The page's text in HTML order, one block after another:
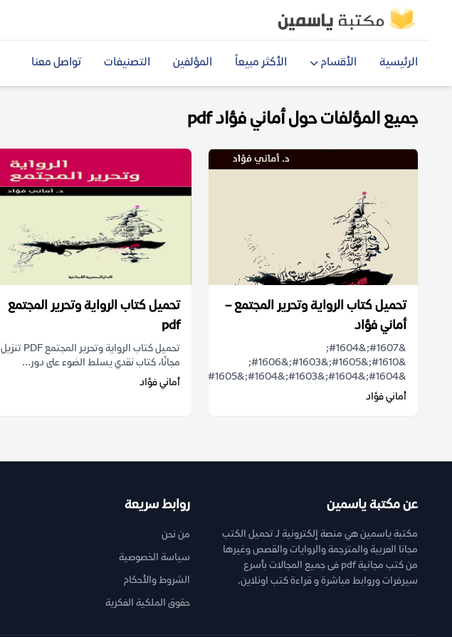
الرئيسية الأقسام الأكثر مبيعاً المؤلفين التصنيفات تواصل معنا
جميع المؤلفات حول أماني فؤاد pdf
تحميل كتاب الرواية وتحرير المجتمع –
أماني فؤاد
&#1607;&#1604;
&#1610;&#1605;&#1603;&#1606;
&#1604;&#1604;&#1603;&#1604;&#1605;&...
أماني فؤاد
تحميل كتاب الرواية وتحرير المجتمع
pdf
تحميل كتاب الرواية وتحرير المجتمع PDF تنزيل
مجانًا، كتاب نقدي يسلط الضوء على دور...
أماني فؤاد
عن مكتبة ياسمين
مكتبة ياسمين هي منصة إلكترونية لـ تحميل الكتب
مجانا العربية والمترجمة والروايات والقصص وغيرها
من كتب مجانية pdf فى جميع المجالات بأسرع
سيرفرات وروابط مباشرة و قراءة كتب اونلاين.
روابط سريعة
من نحن
سياسة الخصوصية
الشروط والأحكام
حقوق الملكية الفكرية